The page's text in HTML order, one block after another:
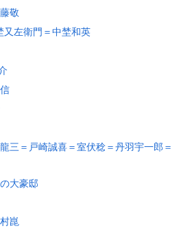
敬
又左衛門＝中埜和英
三＝戸崎誠喜＝室伏稔＝丹羽宇一郎＝
大豪邸
崑